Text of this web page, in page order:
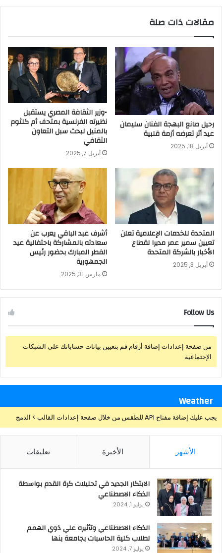
مقالات ذات صلة
رحيل صانع البهجة الفنان سليمان
عيد أثر تعرضه أزمة قلبية
أبريل 18, 2025
▪︎وزير الثقافة المصري يستقبل
نظيرته الفرنسية بمتحف أم كلثوم
بالمنيل لبحث سبل التعاون
الثقافي
أبريل 7, 2025
المتحدة للخدمات الإعلامية تعلن
تعيين سمير عمر مديرا لقطاع
الأخبار بالشركة المتحدة
أبريل 3, 2025
أشرف عبد الباقي يعرب عن
سعادته بالمشاركة باحتفالية عيد
الفطر المبارك بحضور رئيس
الجمهورية
مارس 31, 2025
Follow Us
من صفحة إعدادات إضافة أرقام قم بتعيين بيانات حساباتك على الشبكات
الإجتماعية.
Weather
يجب عليك إضافة مفتاح API للطقس من خلال صفحة إعدادات القالب > الدمج
الأشهر الأخيرة تعليقات
الابتكار الجديد في تحليلات كرة القدم بواسطة
الذكاء الاصطناعي
يوليو 1, 2024
الذكاء الاصطناعي وتأثيره علي ذوي الهمم
لطلاب كلية الحاسبات بجامعة بنها
يوليو 7, 2024